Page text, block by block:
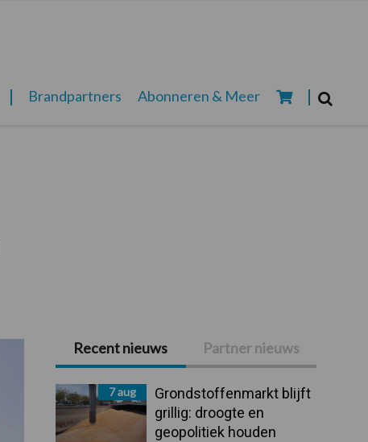
Brandpartners Abonneren & Meer
Primaire
Sidebar
Recent nieuws Partner nieuws
7 aug
Grondstoffenmarkt blijft
grillig: droogte en
geopolitiek houden